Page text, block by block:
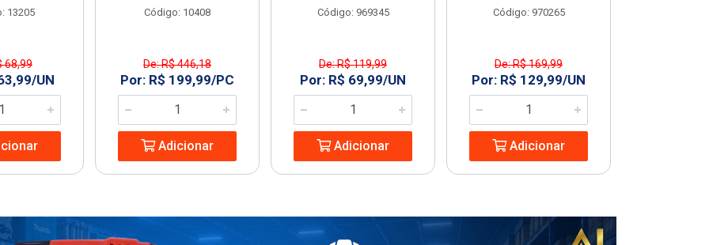
13205
68,99
UN
Código: 10408
De: R$ 446,18
Por: R$ 199,99/PC
Adicionar
Código: 969345
De: R$ 119,99
Por: R$ 69,99/UN
Adicionar
Código: 970265
De: R$ 169,99
Por: R$ 129,99/UN
Adicionar